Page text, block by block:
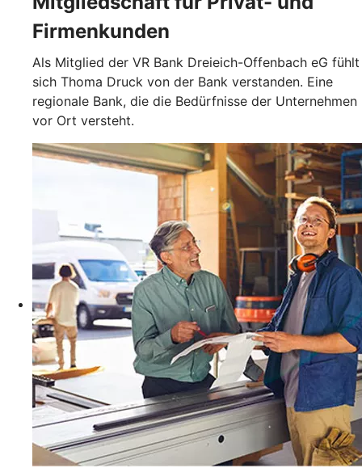
Firmenkunden
Als Mitglied der VR Bank Dreieich-Offenbach eG fühlt
sich Thoma Druck von der Bank verstanden. Eine
regionale Bank, die die Bedürfnisse der Unternehmen
vor Ort versteht.